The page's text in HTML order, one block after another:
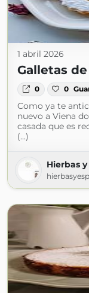
1 abril 2026
Galletas
0 0
Como ya te
nuevo a Viena
casada que es
(...)
Hierbas